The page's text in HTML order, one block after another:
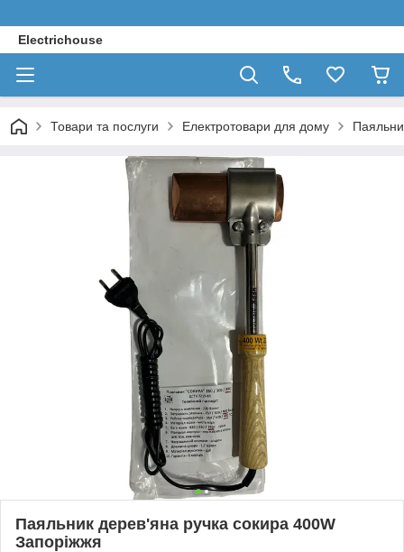
Electrichouse
Товари та послуги Електротовари для дому
Паяльник дерев'яна ручка сокира 400W
Запоріжжя